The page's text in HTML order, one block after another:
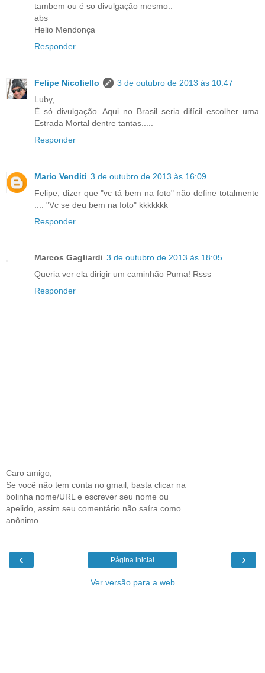
tambem ou é so divulgação mesmo..
abs
Helio Mendonça
Responder
Felipe Nicoliello
3 de outubro de 2013 às 10:47
Luby,
É só divulgação. Aqui no Brasil seria difícil escolher uma
Estrada Mortal dentre tantas.....
Responder
Mario Venditi 3 de outubro de 2013 às 16:09
Felipe, dizer que "vc tá bem na foto" não define totalmente
.... "Vc se deu bem na foto" kkkkkkk
Responder
Marcos Gagliardi 3 de outubro de 2013 às 18:05
Queria ver ela dirigir um caminhão Puma! Rsss
Responder
Caro amigo,
Se você não tem conta no gmail, basta clicar na
bolinha nome/URL e escrever seu nome ou
apelido, assim seu comentário não saíra como
anônimo.
‹ ›
Página inicial
Ver versão para a web